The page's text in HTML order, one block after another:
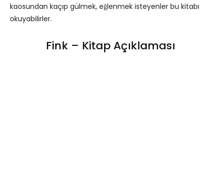
kaosundan kaçıp gülmek, eğlenmek isteyenler bu kitabı
okuyabilirler.
Fink – Kitap Açıklaması